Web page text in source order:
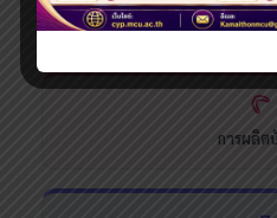
ระบบสารสนเทศ
การผลิ